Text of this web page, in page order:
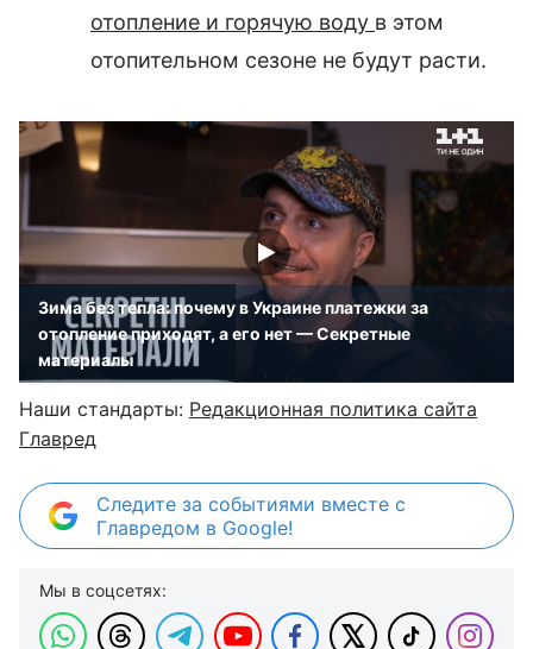
отопление и горячую воду в этом
отопительном сезоне не будут расти.
Зима без тепла: почему в Украине платежки за
отопление приходят, а его нет — Секретные
материалы
Наши стандарты: Редакционная политика сайта
Главред
Следите за событиями вместе с
Главредом в Google!
Мы в соцсетях: